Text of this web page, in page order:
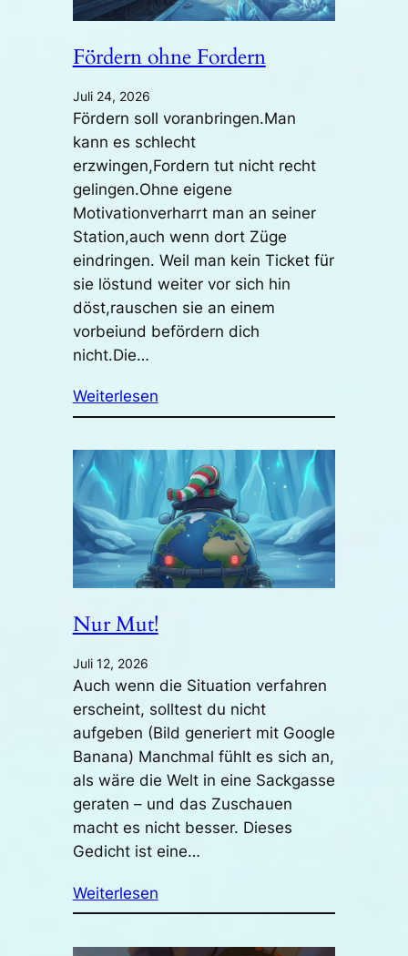
Fördern ohne Fordern
Juli 24, 2026
Fördern soll voranbringen.Man
kann es schlecht
erzwingen,Fordern tut nicht recht
gelingen.Ohne eigene
Motivationverharrt man an seiner
Station,auch wenn dort Züge
eindringen. Weil man kein Ticket für
sie löstund weiter vor sich hin
döst,rauschen sie an einem
vorbeiund befördern dich
nicht.Die…
Weiterlesen
Nur Mut!
Juli 12, 2026
Auch wenn die Situation verfahren
erscheint, solltest du nicht
aufgeben (Bild generiert mit Google
Banana) Manchmal fühlt es sich an,
als wäre die Welt in eine Sackgasse
geraten – und das Zuschauen
macht es nicht besser. Dieses
Gedicht ist eine…
Weiterlesen